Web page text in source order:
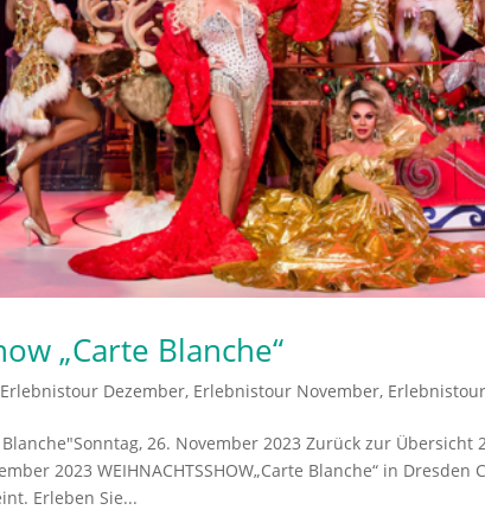
„Carte Blanche“
Erlebnistour Dezember, Erlebnistour November,
26. November 2023 Zurück zur Übersicht
2023 WEIHNACHTSSHOW„Carte Blanche“ in
Erleben Sie...